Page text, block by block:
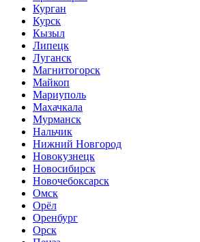
Курган
Курск
Кызыл
Липецк
Луганск
Магнитогорск
Майкоп
Мариуполь
Махачкала
Мурманск
Нальчик
Нижний Новгород
Новокузнецк
Новосибирск
Новочебоксарск
Омск
Орёл
Оренбург
Орск